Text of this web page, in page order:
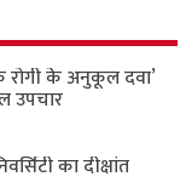
रोगी केे अनुकूल दवा’
उपचार
का दीक्षांत